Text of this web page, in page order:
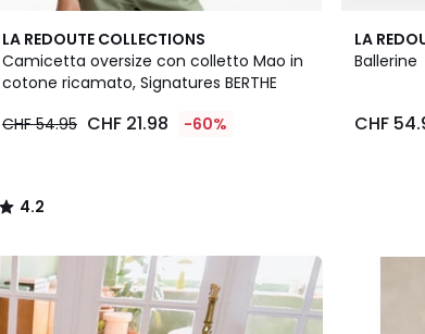
LA REDOUTE COLLECTIONS
Camicetta oversize con colletto Mao in
cotone ricamato, Signatures BERTHE
CHF 54.95 CHF 21.98 -60%
4.2
/ 5
4.2
/
LA
Ballerine
CHF
2
Colori